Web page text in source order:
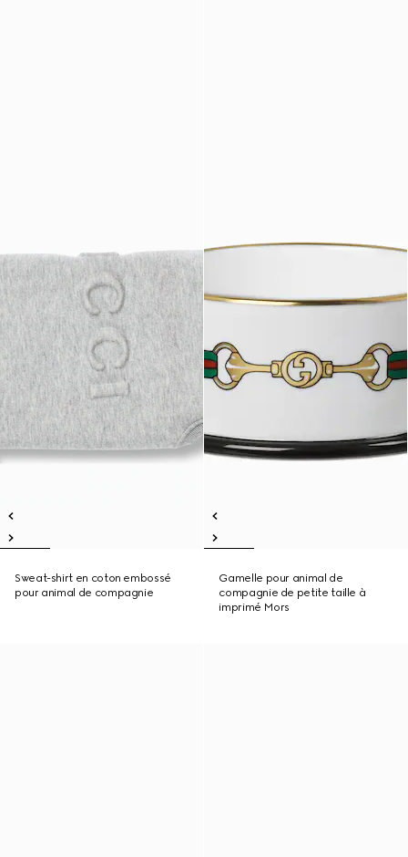
Sweat-shirt en coton embossé
pour animal de compagnie
Gamelle pour animal de
compagnie de petite taille à
imprimé Mors